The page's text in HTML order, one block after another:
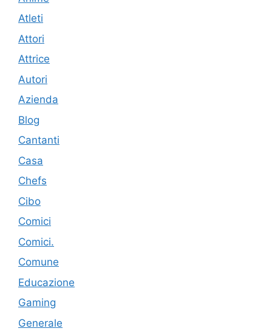
Atleti
Attori
Attrice
Autori
Azienda
Blog
Cantanti
Casa
Chefs
Cibo
Comici
Comici.
Comune
Educazione
Gaming
Generale